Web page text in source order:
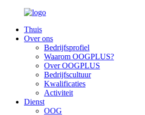
Thuis
Over ons
Bedrijfsprofiel
Waarom OOGPLUS?
Over OOGPLUS
Bedrijfscultuur
Kwalificaties
Activiteit
Dienst
OOG